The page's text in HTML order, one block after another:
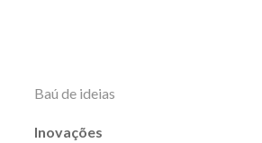
Baú de ideias
Inovações